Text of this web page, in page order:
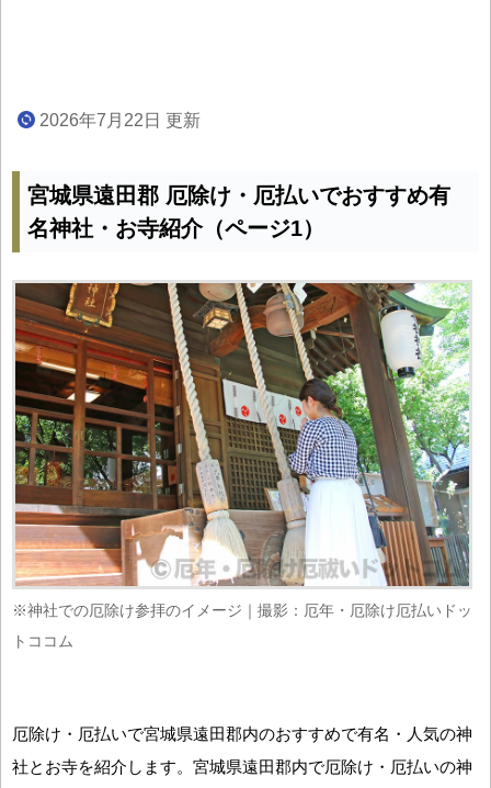
2026年7月22日 更新
宮城県遠田郡 厄除け・厄払いでおすすめ有
名神社・お寺紹介（ページ1）
※神社での厄除け参拝のイメージ｜撮影：厄年・厄除け厄払いドッ
トココム
厄除け・厄払いで宮城県遠田郡内のおすすめで有名・人気の神
社とお寺を紹介します。宮城県遠田郡内で厄除け・厄払いの神